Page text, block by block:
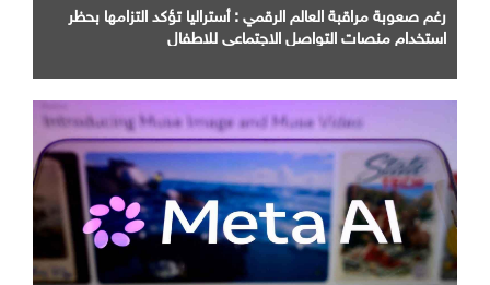
رغم صعوبة مراقبة العالم الرقمي : أستراليا تؤكد التزامها بحظر
استخدام منصات التواصل الاجتماعي للاطفال